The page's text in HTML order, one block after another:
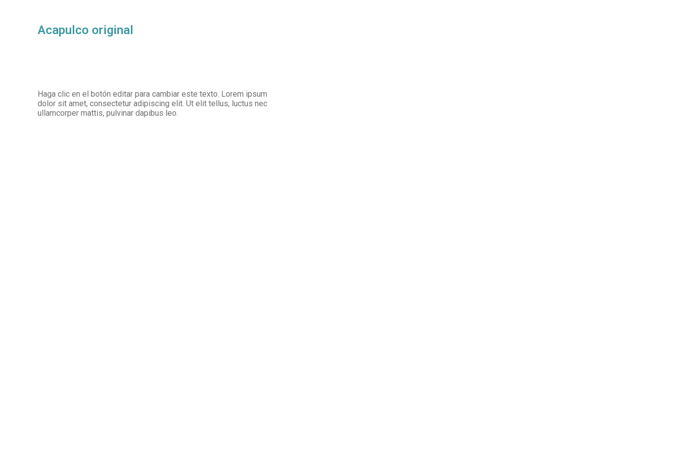
Acapulco original
Haga clic en el botón editar para cambiar este texto. Lorem ipsum
dolor sit amet, consectetur adipiscing elit. Ut elit tellus, luctus nec
ullamcorper mattis, pulvinar dapibus leo.